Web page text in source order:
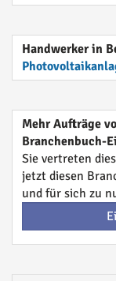
Handwerker in
Mehr Aufträge
Branchenbuch-
Sie vertreten
jetzt diesen
und für sich zu